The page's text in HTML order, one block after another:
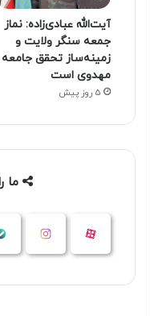
آیت‌الله عبادی‌زاده: نماز
جمعه سنگر ولایت و
زمینه‌ساز تحقق جامعه
مهدوی است
5 روز پیش
ما
آپارات